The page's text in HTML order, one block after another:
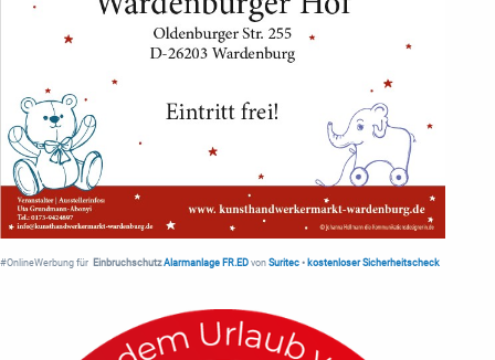
#OnlineWerbung für Einbruchschutz Alarmanlage FR.ED von Suritec • kostenloser Sicherheitscheck